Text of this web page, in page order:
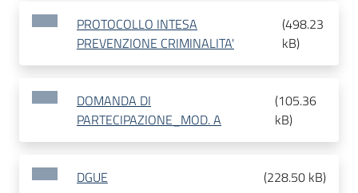
PROTOCOLLO INTESA
PREVENZIONE CRIMINALITA'
(498.23
kB)
DOMANDA DI
PARTECIPAZIONE_MOD. A
(105.36
kB)
DGUE (228.50 kB)